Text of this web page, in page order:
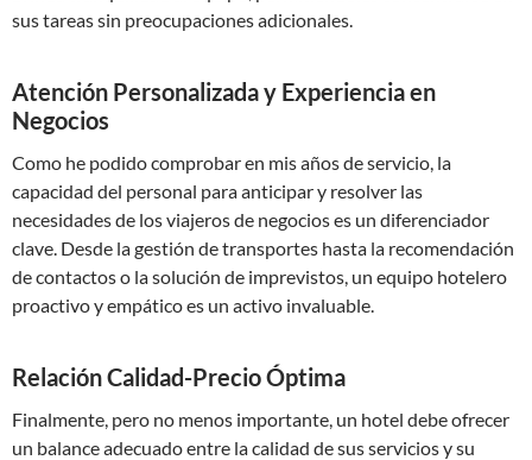
sus tareas sin preocupaciones adicionales.
Atención Personalizada y Experiencia en
Negocios
Como he podido comprobar en mis años de servicio, la
capacidad del personal para anticipar y resolver las
necesidades de los viajeros de negocios es un diferenciador
clave. Desde la gestión de transportes hasta la recomendación
de contactos o la solución de imprevistos, un equipo hotelero
proactivo y empático es un activo invaluable.
Relación Calidad-Precio Óptima
Finalmente, pero no menos importante, un hotel debe ofrecer
un balance adecuado entre la calidad de sus servicios y su